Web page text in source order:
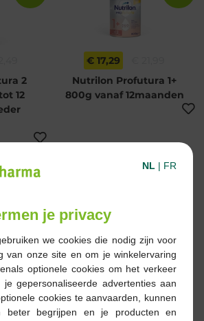
2
12
€ 17,29
Nutrilon Profutura 1+
800g vanaf 12maanden
Care
12m
€ 1,01
Nutrilon Profutura 1
Unieke formule
DUOBIOTIK Babymelk
0-6 maanden Vloeibare
NL | FR
je privacy
we cookies die nodig zijn voor
van onze site en om je winkelervaring
optionele cookies om het verkeer
gepersonaliseerde advertenties aan
cookies te aanvaarden, kunnen
beter begrijpen en je producten en